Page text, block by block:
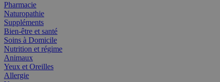
Pharmacie
Naturopathie
Suppléments
Bien-être et santé
Soins à Domicile
Nutrition et régime
Animaux
Yeux et Oreilles
Allergie